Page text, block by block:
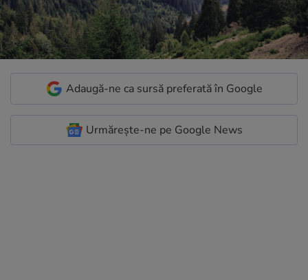
Adaugă-ne ca sursă preferată în Google
Urmărește-ne pe Google News